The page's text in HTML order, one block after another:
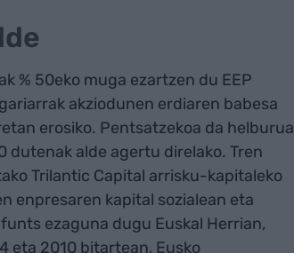
% 50eko muga ezartzen du EEP
akziodunen erdiaren babesa
erosiko. Pentsatzekoa da helburua
dutenak alde agertu direlako. Tren
Trilantic Capital arrisku-kapitaleko
enpresaren kapital sozialean eta
ezaguna dugu Euskal Herrian,
eta 2010 bitartean, Eusko